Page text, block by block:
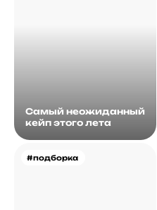
Самый неожиданный
кейп этого лета
#подборка